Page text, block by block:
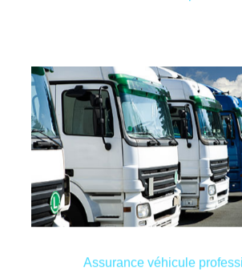
Assurance véhicule
Assurance véhicule
Un véhicule professionnel tel une
un camion, une voiture de société
et les salariés ou une remorque pour
marchandises. Tous les véhicules
ont besoin d’être assurés. Êtes-
payer le prix juste pour vos
Comparons ensemble les offres du